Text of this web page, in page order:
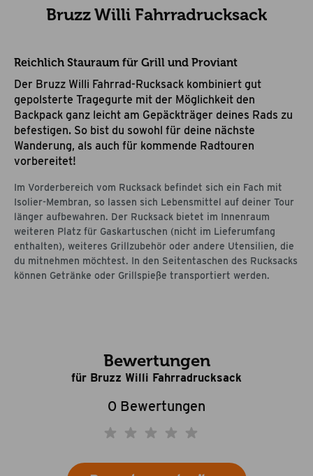
Bruzz Willi Fahrradrucksack
Reichlich Stauraum für Grill und Proviant
Der Bruzz Willi Fahrrad-Rucksack kombiniert gut
gepolsterte Tragegurte mit der Möglichkeit den
Backpack ganz leicht am Gepäckträger deines Rads zu
befestigen. So bist du sowohl für deine nächste
Wanderung, als auch für kommende Radtouren
vorbereitet!
Im Vorderbereich vom Rucksack befindet sich ein Fach mit
Isolier-Membran, so lassen sich Lebensmittel auf deiner Tour
länger aufbewahren. Der Rucksack bietet im Innenraum
weiteren Platz für Gaskartuschen (nicht im Lieferumfang
enthalten), weiteres Grillzubehör oder andere Utensilien, die
du mitnehmen möchtest. In den Seitentaschen des Rucksacks
können Getränke oder Grillspieße transportiert werden.
Bewertungen
für Bruzz Willi Fahrradrucksack
0 Bewertungen